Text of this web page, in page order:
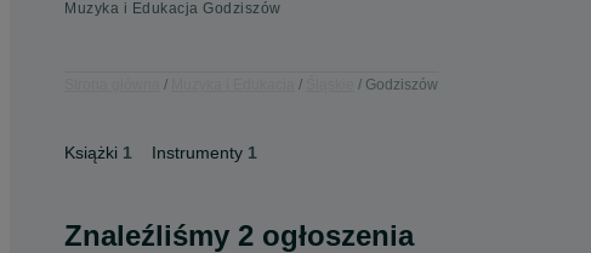
Muzyka i Edukacja Godziszów
Godziszów
Książki 1 Instrumenty 1
Znaleźliśmy 2 ogłoszenia